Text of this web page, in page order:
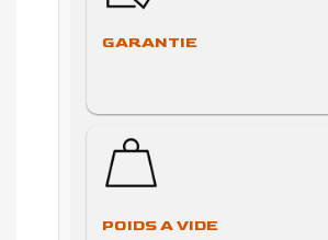
GARANTIE
POIDS A VIDE